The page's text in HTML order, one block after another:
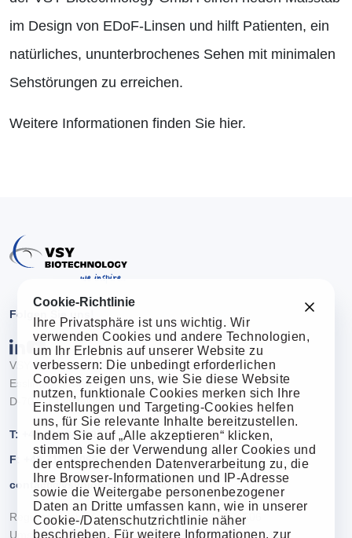
im Design von EDoF-Linsen und hilft Patienten, ein
natürliches, ununterbrochenes Sehen mit minimalen
Sehstörungen zu erreichen.
Weitere Informationen finden Sie hier.
Folgen Sie uns!
VSY Biotechnology GmbH
Esslinger Straße 7
D-70771 Leinfelden-Echterdingen
T: +49 711 3406970
F: +49 711 34069799
contact@vsybiotechnology.com
Registergericht: Amtsgericht Stuttgart HRB 736506
Umsatzsteuer-Identifikationsnummer: DE 326 124 546
Cookie-Richtlinie
Ihre Privatsphäre ist uns wichtig. Wir
verwenden Cookies und andere Technologien,
um Ihr Erlebnis auf unserer Website zu
verbessern: Die unbedingt erforderlichen
Cookies zeigen uns, wie Sie diese Website
nutzen, funktionale Cookies merken sich Ihre
Einstellungen und Targeting-Cookies helfen
uns, für Sie relevante Inhalte bereitzustellen.
Indem Sie auf „Alle akzeptieren“ klicken,
stimmen Sie der Verwendung aller Cookies und
der entsprechenden Datenverarbeitung zu, die
Ihre Browser-Informationen und IP-Adresse
sowie die Weitergabe personenbezogener
Daten an Dritte umfassen kann, wie in unserer
Cookie-/Datenschutzrichtlinie näher
beschrieben. Für weitere Informationen, zur